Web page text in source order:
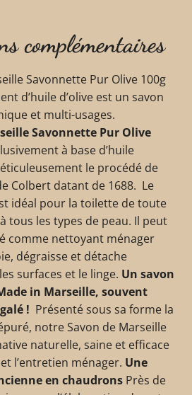
complémentaires
Savonnette Pur Olive 100g
d’huile d’olive est un savon
et multi-usages.
Savonnette Pur Olive
à base d’huile
le procédé de
Colbert datant de 1688. Le
idéal pour la toilette de toute
tous les types de peau. Il peut
comme nettoyant ménager
dégraisse et détache
surfaces et le linge. Un savon
in Marseille, souvent
! Présenté sous sa forme la
notre Savon de Marseille
naturelle, saine et efficace
l’entretien ménager. Une
en chaudrons Près de